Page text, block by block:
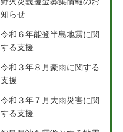
知らせ
令和６年能登半島地震に関
する支援
令和３年８月豪雨に関する
支援
令和３年７月大雨災害に関
する支援